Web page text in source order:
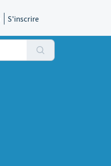
S'inscrire